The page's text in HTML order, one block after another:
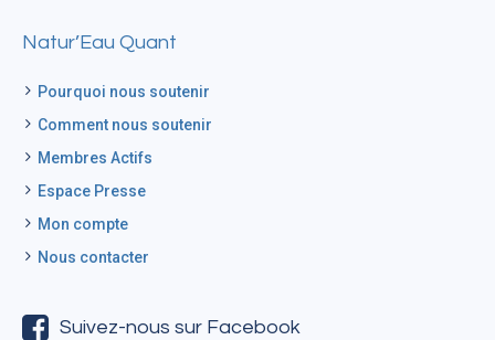
Natur’Eau Quant
Pourquoi nous soutenir
Comment nous soutenir
Membres Actifs
Espace Presse
Mon compte
Nous contacter
Suivez-nous sur Facebook